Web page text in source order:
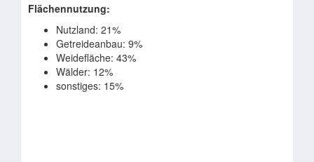
Flächennutzung:
Nutzland: 21%
Getreideanbau: 9%
Weidefläche: 43%
Wälder: 12%
sonstiges: 15%